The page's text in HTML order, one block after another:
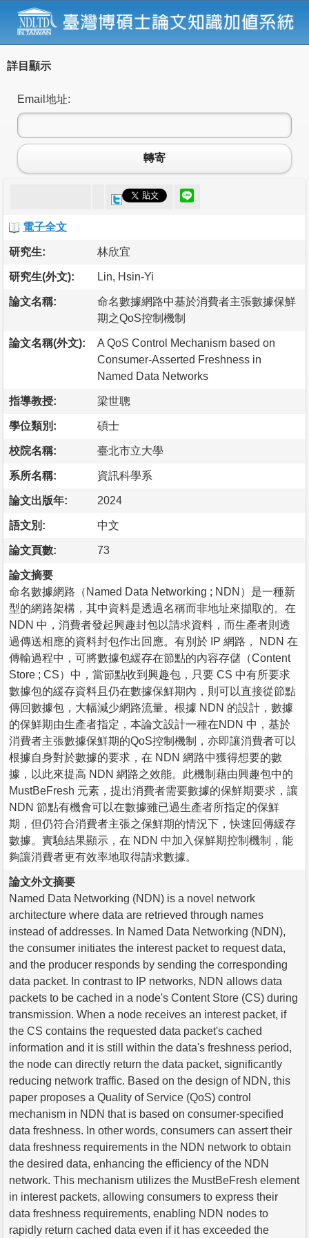
詳目顯示
Email地址:
轉寄
電子全文
研究生: 林欣宜
研究生(外文): Lin, Hsin-Yi
論文名稱:
命名數據網路中基於消費者主張數據保鮮
期之QoS控制機制
論文名稱(外文):
A QoS Control Mechanism based on
Consumer-Asserted Freshness in
Named Data Networks
指導教授: 梁世聰
學位類別: 碩士
校院名稱: 臺北市立大學
系所名稱: 資訊科學系
論文出版年: 2024
語文別: 中文
論文頁數: 73
論文摘要
命名數據網路（Named Data Networking ; NDN）是一種新
型的網路架構，其中資料是透過名稱而非地址來擷取的。在
NDN 中，消費者發起興趣封包以請求資料，而生產者則透
過傳送相應的資料封包作出回應。有別於 IP 網路， NDN 在
傳輸過程中，可將數據包緩存在節點的內容存儲（Content
Store ; CS）中，當節點收到興趣包，只要 CS 中有所要求
數據包的緩存資料且仍在數據保鮮期內，則可以直接從節點
傳回數據包，大幅減少網路流量。根據 NDN 的設計，數據
的保鮮期由生產者指定，本論文設計一種在NDN 中，基於
消費者主張數據保鮮期的QoS控制機制，亦即讓消費者可以
根據自身對於數據的要求，在 NDN 網路中獲得想要的數
據，以此來提高 NDN 網路之效能。此機制藉由興趣包中的
MustBeFresh 元素，提出消費者需要數據的保鮮期要求，讓
NDN 節點有機會可以在數據雖已過生產者所指定的保鮮
期，但仍符合消費者主張之保鮮期的情況下，快速回傳緩存
數據。實驗結果顯示，在 NDN 中加入保鮮期控制機制，能
夠讓消費者更有效率地取得請求數據。
論文外文摘要
Named Data Networking (NDN) is a novel network
architecture where data are retrieved through names
instead of addresses. In Named Data Networking (NDN),
the consumer initiates the interest packet to request data,
and the producer responds by sending the corresponding
data packet. In contrast to IP networks, NDN allows data
packets to be cached in a node's Content Store (CS) during
transmission. When a node receives an interest packet, if
the CS contains the requested data packet's cached
information and it is still within the data's freshness period,
the node can directly return the data packet, significantly
reducing network traffic. Based on the design of NDN, this
paper proposes a Quality of Service (QoS) control
mechanism in NDN that is based on consumer-specified
data freshness. In other words, consumers can assert their
data freshness requirements in the NDN network to obtain
the desired data, enhancing the efficiency of the NDN
network. This mechanism utilizes the MustBeFresh element
in interest packets, allowing consumers to express their
data freshness requirements, enabling NDN nodes to
rapidly return cached data even if it has exceeded the